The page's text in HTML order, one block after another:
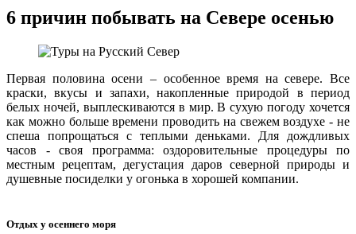
6 причин побывать на Севере осенью
Первая половина осени – особенное время на севере. Все
краски, вкусы и запахи, накопленные природой в период
белых ночей, выплескиваются в мир. В сухую погоду хочется
как можно больше времени проводить на свежем воздухе - не
спеша попрощаться с теплыми деньками. Для дождливых
часов - своя программа: оздоровительные процедуры по
местным рецептам, дегустация даров северной природы и
душевные посиделки у огонька в хорошей компании.
Отдых у осеннего моря